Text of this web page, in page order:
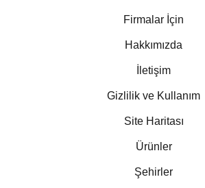
Firmalar İçin
Hakkımızda
İletişim
Gizlilik ve Kullanım
Site Haritası
Ürünler
Şehirler